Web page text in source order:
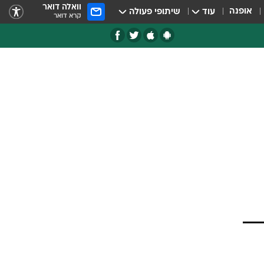
אופנה עוד שיתופי פעולה וואלה דואר
קרא דואר